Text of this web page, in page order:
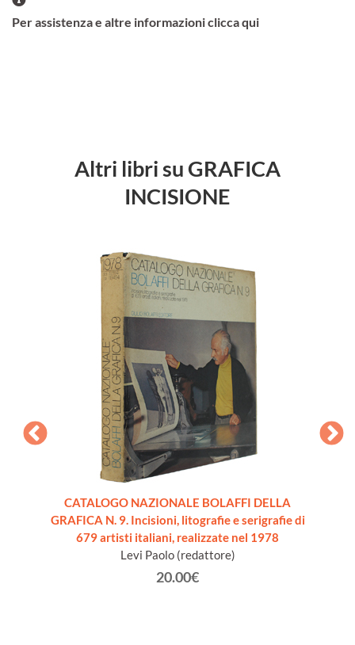
Per assistenza e altre informazioni clicca qui
Altri libri su GRAFICA
INCISIONE
CATALOGO NAZIONALE BOLAFFI DELLA
GRAFICA N. 9. Incisioni, litografie e serigrafie di
679 artisti italiani, realizzate nel 1978
Levi Paolo (redattore)
20.00€